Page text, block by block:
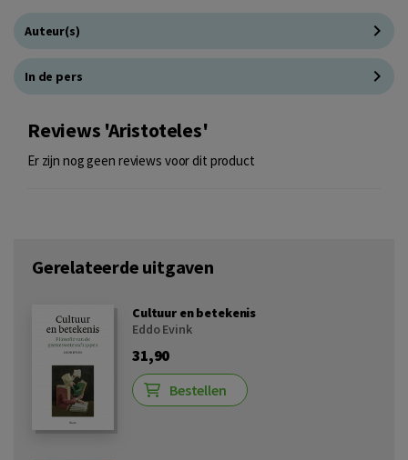
Auteur(s)
In de pers
Reviews 'Aristoteles'
Er zijn nog geen reviews voor dit product
Gerelateerde uitgaven
Cultuur en betekenis
Eddo Evink
31,90
Bestellen